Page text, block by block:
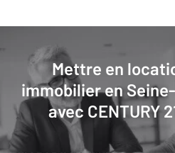
Mettre en location votre bien
immobilier en
avec CENTURY
Agence immobilière
Faites estimer
bien en location
Concernant votre bien